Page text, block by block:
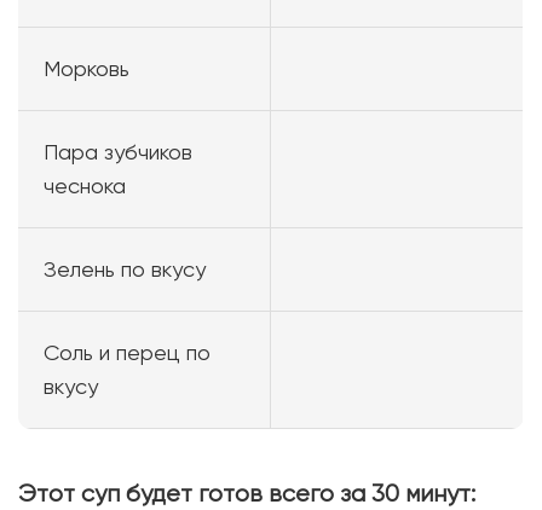
Морковь
Пара зубчиков
чеснока
Зелень по вкусу
Соль и перец по
вкусу
Этот суп будет готов всего за 30 минут: